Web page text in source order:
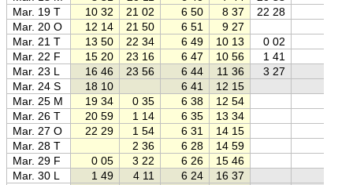
Mar. 19 T
10 32 21 02 6 50 8 37
22 28
Mar. 20 O
12 14 21 50 6 51
9 27
Mar. 21 T
13 50 22 34 6 49 10 13
0 02
Mar. 22 F
15 20 23 16 6 47 10 56
1 41
Mar. 23 L
16 46 23 56 6 44 11 36
3 27
Mar. 24 S
18 10 6 41
12 15
Mar. 25 M
19 34 0 35 6 38
12 54
Mar. 26 T
20 59 1 14 6 35
13 34
Mar. 27 O
22 29 1 54 6 31
14 15
Mar. 28 T
2 36 6 28
14 59
Mar. 29 F
0 05 3 22 6 26
15 46
Mar. 30 L
1 49 4 11 6 24
16 37